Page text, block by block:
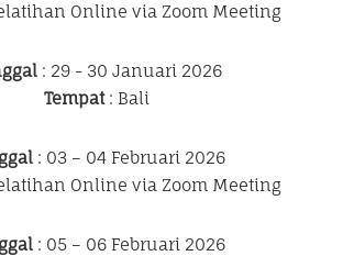
Online via Zoom Meeting
: 29 - 30 Januari 2026
Tempat: Bali
: 03 – 04 Februari 2026
Online via Zoom Meeting
: 05 – 06 Februari 2026